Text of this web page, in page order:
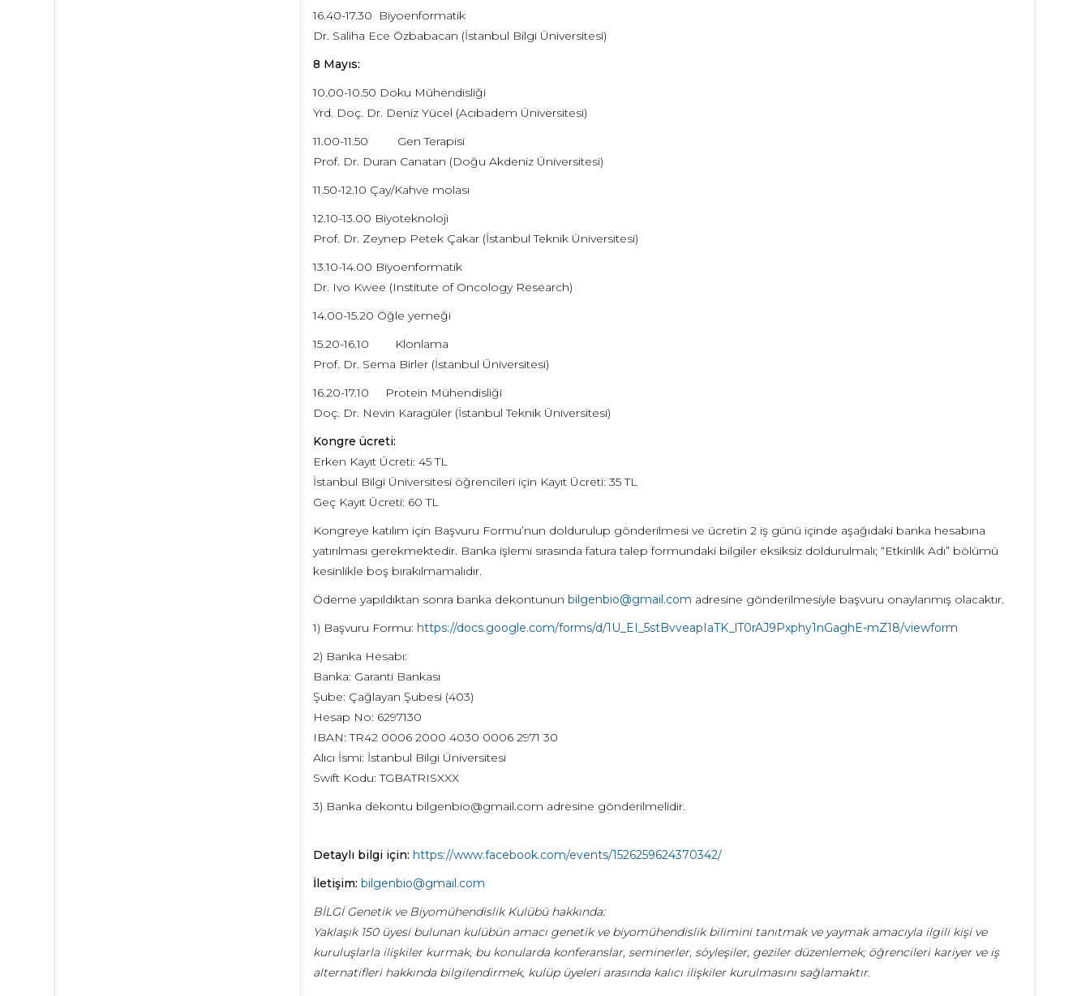
16.40-17.30 Biyoenformatik
Dr. Saliha Ece Özbabacan (İstanbul Bilgi Üniversitesi)
8 Mayıs:
10.00-10.50 Doku Mühendisliği
Yrd. Doç. Dr. Deniz Yücel (Acıbadem Üniversitesi)
11.00-11.50 Gen Terapisi
Prof. Dr. Duran Canatan (Doğu Akdeniz Üniversitesi)
11.50-12.10 Çay/Kahve molası
12.10-13.00 Biyoteknoloji
Prof. Dr. Zeynep Petek Çakar (İstanbul Teknik Üniversitesi)
13.10-14.00 Biyoenformatik
Dr. Ivo Kwee (Institute of Oncology Research)
14.00-15.20 Öğle yemeği
15.20-16.10 Klonlama
Prof. Dr. Sema Birler (İstanbul Üniversitesi)
16.20-17.10 Protein Mühendisliği
Doç. Dr. Nevin Karagüler (İstanbul Teknik Üniversitesi)
Kongre ücreti:
Erken Kayıt Ücreti: 45 TL
İstanbul Bilgi Üniversitesi öğrencileri için Kayıt Ücreti: 35 TL
Geç Kayıt Ücreti: 60 TL
Kongreye katılım için Başvuru Formu’nun doldurulup gönderilmesi ve ücretin 2 iş günü içinde aşağıdaki banka hesabına
yatırılması gerekmektedir. Banka işlemi sırasında fatura talep formundaki bilgiler eksiksiz doldurulmalı; “Etkinlik Adı” bölümü
kesinlikle boş bırakılmamalıdır.
Ödeme yapıldıktan sonra banka dekontunun bilgenbio@gmail.com adresine gönderilmesiyle başvuru onaylanmış olacaktır.
1) Başvuru Formu: https://docs.google.com/forms/d/1U_EI_5stBvveapIaTK_lT0rAJ9Pxphy1nGaghE-mZ18/viewform
2) Banka Hesabı:
Banka: Garanti Bankası
Şube: Çağlayan Şubesi (403)
Hesap No: 6297130
IBAN: TR42 0006 2000 4030 0006 2971 30
Alıcı İsmi: İstanbul Bilgi Üniversitesi
Swift Kodu: TGBATRISXXX
3) Banka dekontu bilgenbio@gmail.com adresine gönderilmelidir.
Detaylı bilgi için: https://www.facebook.com/events/1526259624370342/
İletişim: bilgenbio@gmail.com
BİLGİ Genetik ve Biyomühendislik Kulübü hakkında:
Yaklaşık 150 üyesi bulunan kulübün amacı genetik ve biyomühendislik bilimini tanıtmak ve yaymak amacıyla ilgili kişi ve
kuruluşlarla ilişkiler kurmak, bu konularda konferanslar, seminerler, söyleşiler, geziler düzenlemek; öğrencileri kariyer ve iş
alternatifleri hakkında bilgilendirmek, kulüp üyeleri arasında kalıcı ilişkiler kurulmasını sağlamaktır.